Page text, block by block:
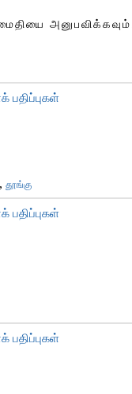
பதிப்புகள்
, தூங்கு
பதிப்புகள்
பதிப்புகள்